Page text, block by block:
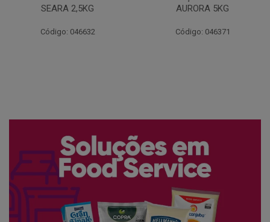
AURORA 5KG
Código: 046371
FATIADO PAKAN 200G
Código: 061522